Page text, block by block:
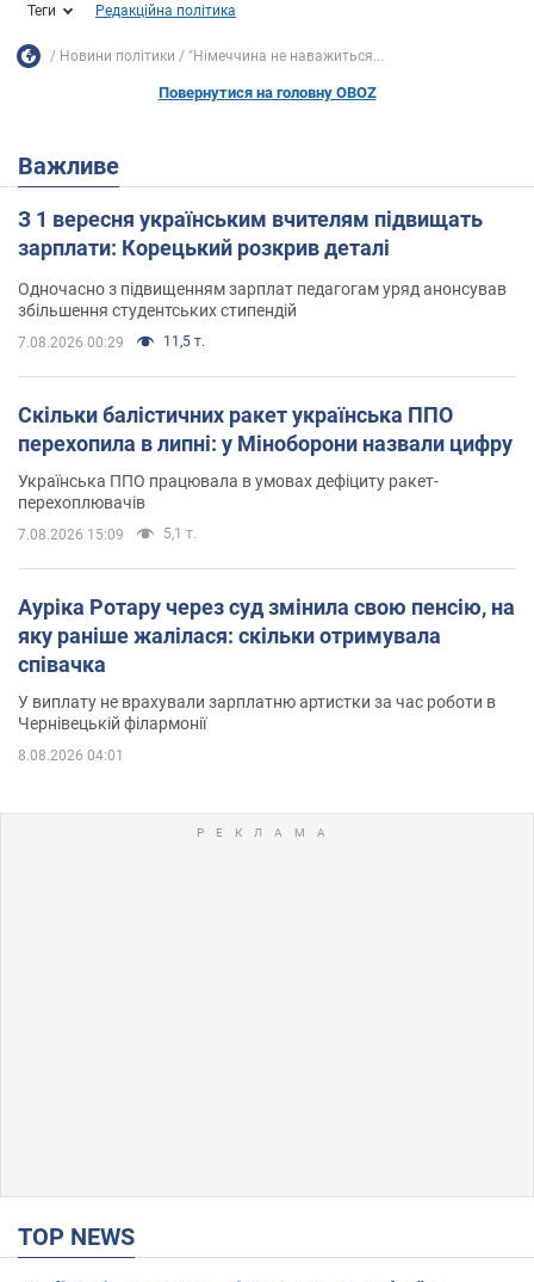
Теги Редакційна політика
Новини політики "Німеччина не наважиться...
Повернутися на головну OBOZ
Важливе
З 1 вересня українським вчителям підвищать
зарплати: Корецький розкрив деталі
Одночасно з підвищенням зарплат педагогам уряд анонсував
збільшення студентських стипендій
7.08.2026 00:29 11,5 т.
Скільки балістичних ракет українська ППО
перехопила в липні: у Міноборони назвали цифру
Українська ППО працювала в умовах дефіциту ракет-
перехоплювачів
7.08.2026 15:09 5,1 т.
Ауріка Ротару через суд змінила свою пенсію, на
яку раніше жалілася: скільки отримувала
співачка
У виплату не врахували зарплатню артистки за час роботи в
Чернівецькій філармонії
8.08.2026 04:01
TOP NEWS